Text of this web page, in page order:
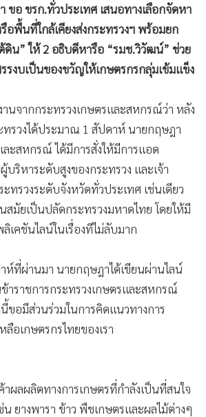
ขอ ขรก.ทั่วประเทศ เสนอทางเลือกจัดหา
อพื้นที่ใกล้เคียงส่งกระทรวงฯ พร้อมยก
ดิน” ให้ 2 อธิบดีหารือ “รมช.วิวัฒน์” ช่วย
รงบเป็นของขวัญให้เกษตรกรกลุ่มเข้มแข็ง
านจากกระทรวงเกษตรและสหกรณ์ว่า หลัง
ทรวงได้ประมาณ 1 สัปดาห์ นายกฤษฎา
ะสหกรณ์ ได้มีการสั่งให้มีการแอด
ริหาระดับสูงของกระทรวง และเจ้า
ทรวงระดับจังหวัดทั่วประเทศ เช่นเดียว
สมัยเป็นปลัดกระทรวงมหาดไทย โดยให้มี
เคชันไลน์ในเรื่องทีไม่ลับมาก
ห์ที่ผ่านมา นายกฤษฎาได้เขียนผ่านไลน์
าราชการกระทรวงเกษตรและสหกรณ์
ขอมีส่วนร่วมในการคิดแนวทางการ
อเกษตรกรไทยของเรา
ผลผลิตทางการเกษตรที่กำลังเป็นที่สนใจ
ยางพารา ข้าว พืชเกษตรและผลไม้ต่างๆ